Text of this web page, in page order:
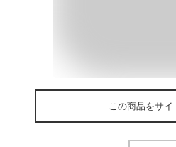
この商品をサイ